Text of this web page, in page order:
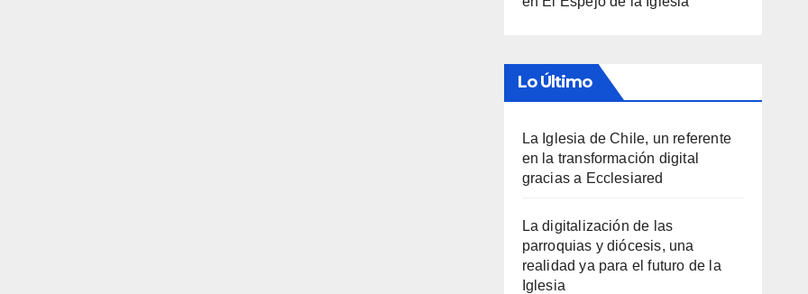
Lo Último
La Iglesia de Chile, un referente
en la transformación digital
gracias a Ecclesiared
La digitalización de las
parroquias y diócesis, una
realidad ya para el futuro de la
Iglesia